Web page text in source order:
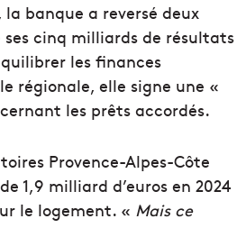
banque a reversé deux
ses cinq milliards de résultats
les finances
régionale, elle signe une «
les prêts accordés.
Provence-Alpes-Côte
1,9 milliard d’euros en 2024
le logement. « Mais ce